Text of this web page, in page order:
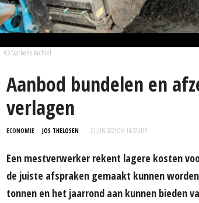
© Varkens Archief
Aanbod bundelen en
verlagen
ECONOMIE JOS THELOSEN 21 JUN 2021 OM 14:37UUR
Een mestverwerker rekent lagere kosten
de juiste afspraken gemaakt kunnen
tonnen en het jaarrond aan kunnen bieden